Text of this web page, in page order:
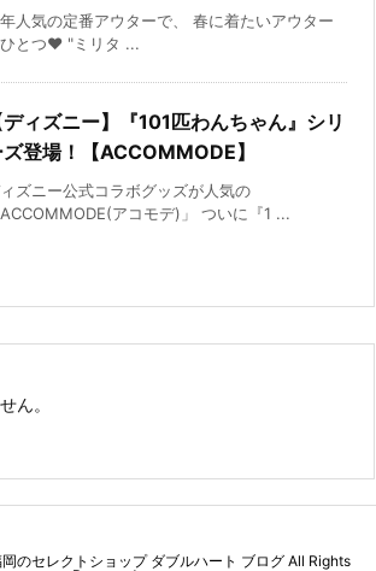
人気の定番アウターで、 春に着たいアウター
とつ♥ "ミリタ ...
ディズニー】『101匹わんちゃん』シリ
ズ登場！【ACCOMMODE】
ズニー公式コラボグッズが人気の
ACCOMMODE(アコモデ)」 ついに『1 ...
ん。
のセレクトショップ ダブルハート ブログAll Rights